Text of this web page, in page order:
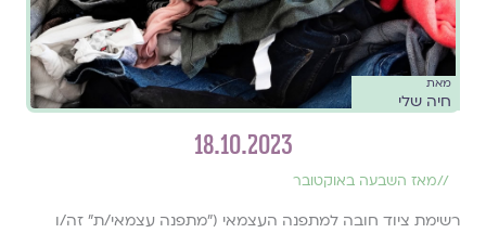
מאת
חיה שלי
18.10.2023
//מאז השבעה באוקטובר
רשימת ציוד חובה למתפנה העצמאי (״מתפנה עצמאי/ת״ זה/ו